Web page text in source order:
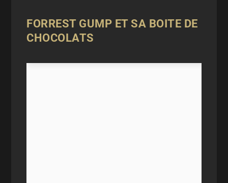
FORREST GUMP ET SA BOITE DE
CHOCOLATS